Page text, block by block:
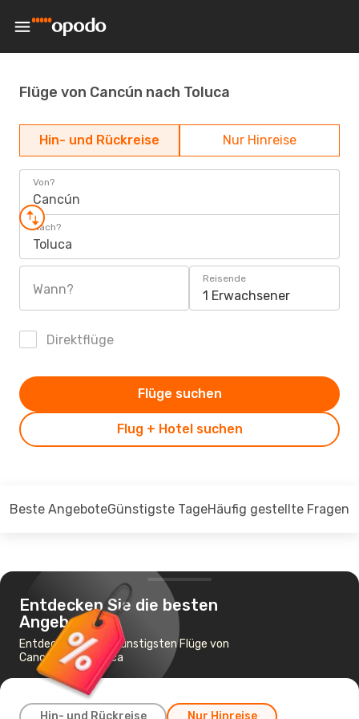
Flüge von Cancún nach Toluca
Hin- und Rückreise Nur Hinreise
Von?
Cancún
Nach?
Toluca
Wann?
Reisende
1 Erwachsener
Direktflüge
Flug + Hotel suchen
Flüge suchen
Beste AngeboteGünstigste TageHäufig gestellte Fragen
Entdecken Sie die besten
Angebote
Entdecken Sie die günstigsten Flüge von
Cancún nach Toluca
Hin- und Rückreise Nur Hinreise